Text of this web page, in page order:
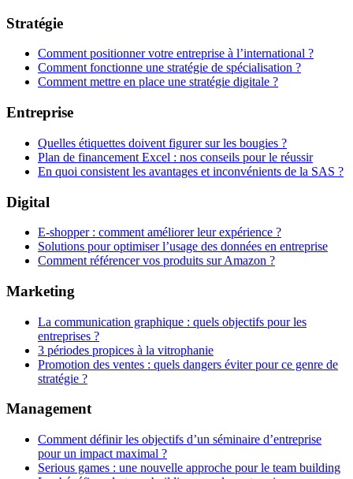
Stratégie
Comment positionner votre entreprise à l’international ?
Comment fonctionne une stratégie de spécialisation ?
Comment mettre en place une stratégie digitale ?
Entreprise
Quelles étiquettes doivent figurer sur les bougies ?
Plan de financement Excel : nos conseils pour le réussir
En quoi consistent les avantages et inconvénients de la SAS ?
Digital
E-shopper : comment améliorer leur expérience ?
Solutions pour optimiser l’usage des données en entreprise
Comment référencer vos produits sur Amazon ?
Marketing
La communication graphique : quels objectifs pour les
entreprises ?
3 périodes propices à la vitrophanie
Promotion des ventes : quels dangers éviter pour ce genre de
stratégie ?
Management
Comment définir les objectifs d’un séminaire d’entreprise
pour un impact maximal ?
Serious games : une nouvelle approche pour le team building